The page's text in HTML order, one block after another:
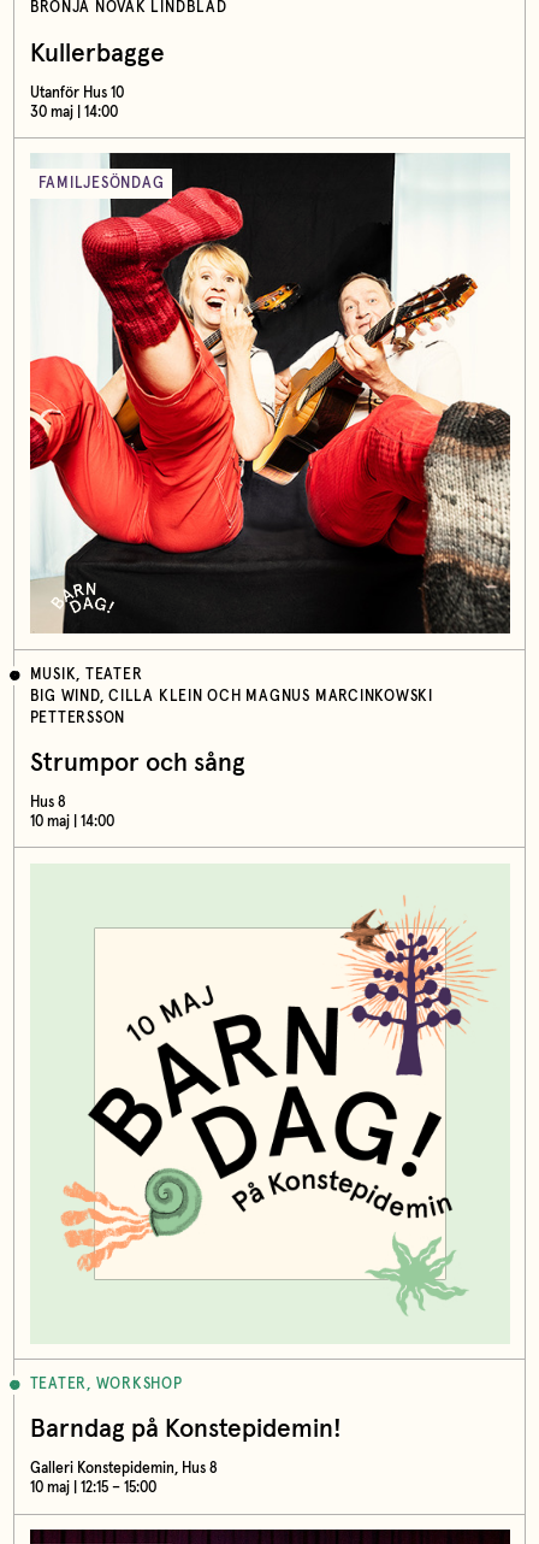
BRONJA NOVAK LINDBLAD
Kullerbagge
Utanför Hus 10
30 maj | 14:00
FAMILJESÖNDAG
MUSIK, TEATER
BIG WIND, CILLA KLEIN OCH MAGNUS MARCINKOWSKI
PETTERSSON
Strumpor och sång
Hus 8
10 maj | 14:00
TEATER, WORKSHOP
Barndag på Konstepidemin!
Galleri Konstepidemin, Hus 8
10 maj | 12:15 – 15:00